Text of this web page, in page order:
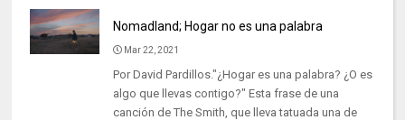
Nomadland; Hogar no es una palabra
Mar 22, 2021
Por David Pardillos."¿Hogar es una palabra? ¿O es
algo que llevas contigo?" Esta frase de una
canción de The Smith, que lleva tatuada una de